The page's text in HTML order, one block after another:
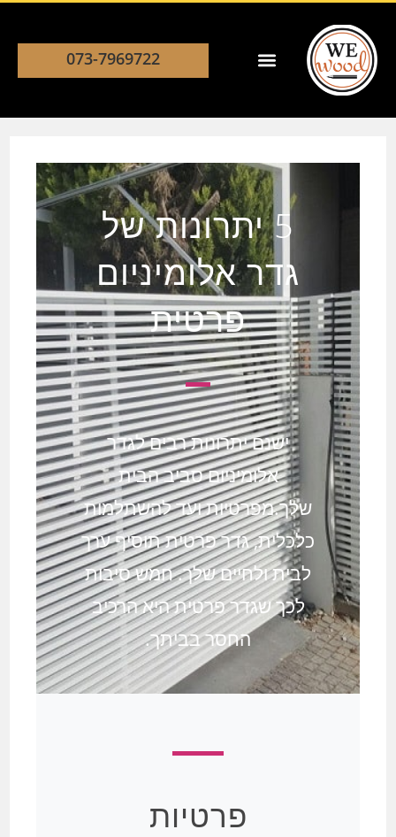
073-7969722
5 יתרונות של
גדר אלומיניום
פרטית
ישנם יתרונות רבים לגדר
אלומיניום סביב הבית
שלך.מפרטיות ועד להשתלמות
כלכלית, גדר פרטית תוסיף ערך
לבית ולחיים שלך. חמש סיבות
לכך שגדר פרטית היא הרכיב
החסר בביתך.
פרטיות